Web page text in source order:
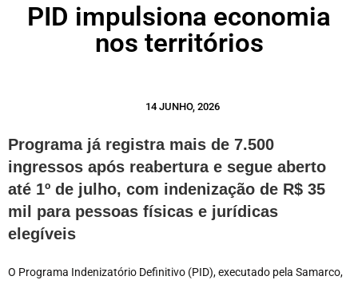
PID impulsiona economia
nos territórios
14 JUNHO, 2026
Programa já registra mais de 7.500
ingressos após reabertura e segue aberto
até 1º de julho, com indenização de R$ 35
mil para pessoas físicas e jurídicas
elegíveis
O Programa Indenizatório Definitivo (PID), executado pela Samarco,